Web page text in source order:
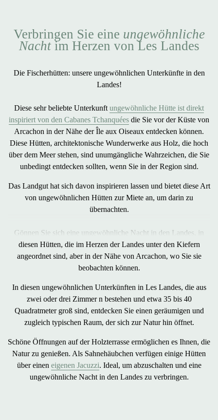
Verbringen Sie eine ungewöhnliche
Nachtim Herzen von Les Landes
Die Fischerhütten: unsere ungewöhnlichen Unterkünfte in den
Landes!
Diese sehr beliebte Unterkunft ungewöhnliche Hütte ist direkt
inspiriert von den Cabanes Tchanquées die Sie vor der Küste von
Arcachon in der Nähe der Île aux Oiseaux entdecken können.
Diese Hütten, architektonische Wunderwerke aus Holz, die hoch
über dem Meer stehen, sind unumgängliche Wahrzeichen, die Sie
unbedingt entdecken sollten, wenn Sie in der Region sind.
Das Landgut hat sich davon inspirieren lassen und bietet diese Art
von ungewöhnlichen Hütten zur Miete an, um darin zu
übernachten.
Gönnen Sie sich eine ungewöhnliche Nacht in den Landes , in
diesen Hütten, die im Herzen der Landes unter den Kiefern
angeordnet sind, aber in der Nähe von Arcachon, wo Sie sie
beobachten können.
In diesen ungewöhnlichen Unterkünften in Les Landes, die aus
zwei oder drei Zimmern bestehen und etwa 35 bis 40
Quadratmetergroß sind, entdecken Sie einen geräumigen und
zugleich typischen Raum, der sich zur Natur hin öffnet.
Schöne Öffnungen auf derHolzterrasse ermöglichen es Ihnen, die
Natur zu genießen. Als Sahnehäubchen verfügen einige Hütten
über einen eigenen Jacuzzi. Ideal, um abzuschalten und eine
ungewöhnliche Nacht in den Landes zu verbringen.